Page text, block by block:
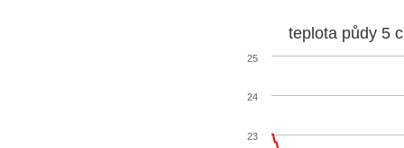
teplota půdy 5
23
24
25